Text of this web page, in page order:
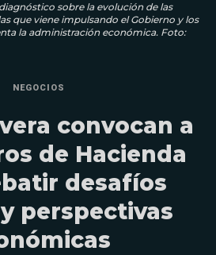
sobre la evolución de las
que viene impulsando el Gobierno y los
la administración económica. Foto:
NEGOCIOS
convocan a
de Hacienda
desafíos
perspectivas